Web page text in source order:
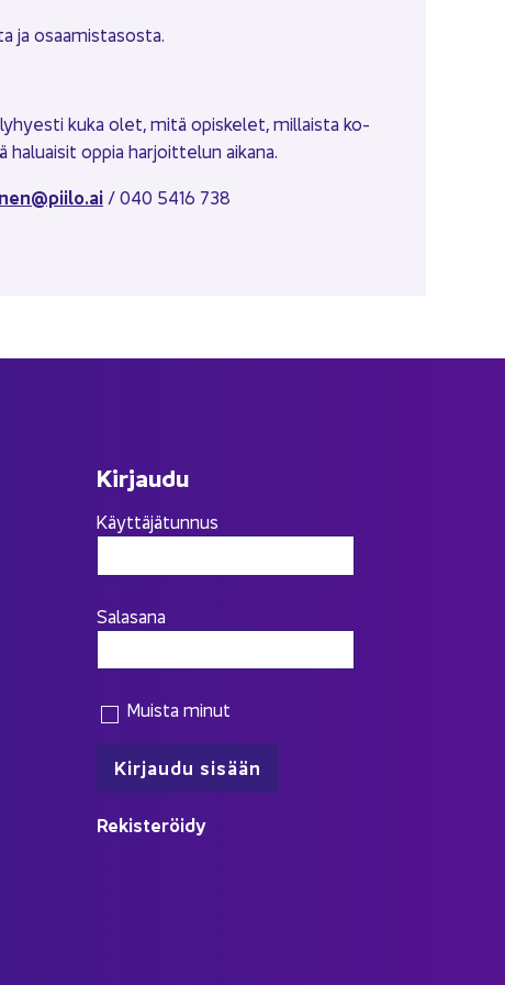
ja osaa­mis­ta­sos­ta.
kuka olet, mitä opis­ke­let, mil­lais­ta ko­
oppia har­joit­te­lun ai­ka­na.
/ 040 5416 738
Kir­jau­du
Käyttäjätunnus
Salasana
Muista minut
Re­kis­te­röi­dy